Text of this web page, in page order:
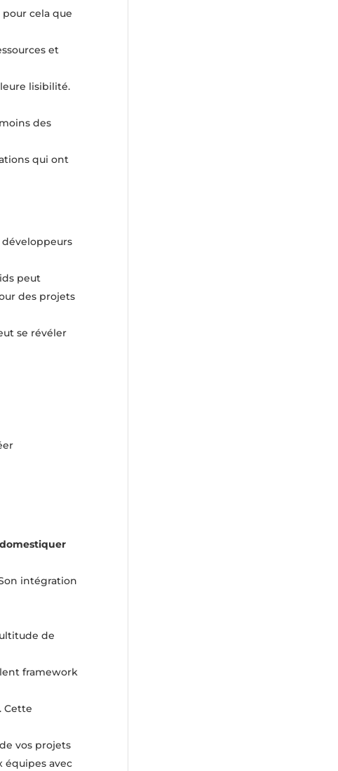
pour cela que
et
lisibilité.
des
qui ont
développeurs
peut
des projets
se révéler
intégration
de
framework
Cette
vos projets
équipes avec